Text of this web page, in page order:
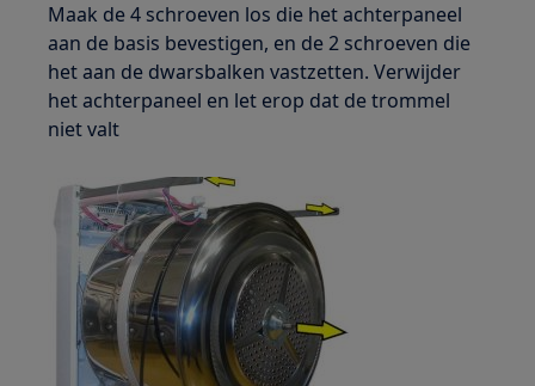
Maak de 4 schroeven los die het achterpaneel
aan de basis bevestigen, en de 2 schroeven die
het aan de dwarsbalken vastzetten. Verwijder
het achterpaneel en let erop dat de trommel
niet valt